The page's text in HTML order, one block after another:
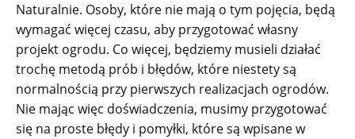
Naturalnie. Osoby, które nie mają o tym pojęcia, będą
wymagać więcej czasu, aby przygotować własny
projekt ogrodu. Co więcej, będziemy musieli działać
trochę metodą prób i błędów, które niestety są
normalnością przy pierwszych realizacjach ogrodów.
Nie mając więc doświadczenia, musimy przygotować
się na proste błędy i pomyłki, które są wpisane w